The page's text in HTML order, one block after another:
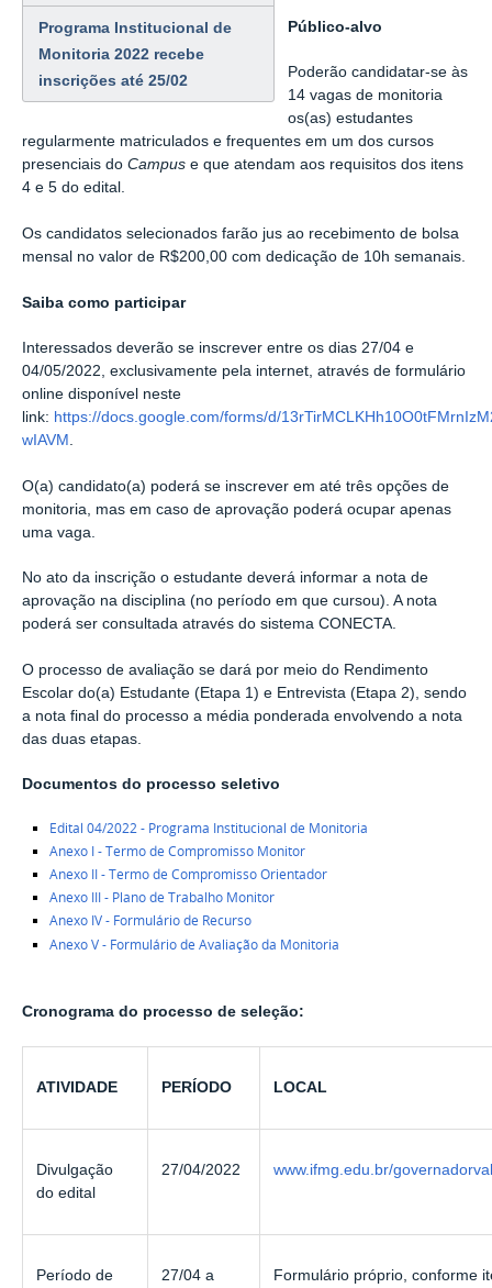
Programa Institucional de
Monitoria 2022 recebe
inscrições até 25/02
Público-alvo
Poderão candidatar-se às
14 vagas de monitoria
os(as) estudantes
regularmente matriculados e frequentes em um dos cursos
presenciais do Campus e que atendam aos requisitos dos itens
4 e 5 do edital.
Os candidatos selecionados farão jus ao recebimento de bolsa
mensal no valor de R$200,00 com dedicação de 10h semanais.
Saiba como participar
Interessados deverão se inscrever entre os dias 27/04 e
04/05/2022, exclusivamente pela internet, através de formulário
online disponível neste
link: https://docs.google.com/forms/d/
wIAVM .
O(a) candidato(a) poderá se inscrever em até três opções de
monitoria, mas em caso de aprovação poderá ocupar apenas
uma vaga.
No ato da inscrição o estudante deverá informar a nota de
aprovação na disciplina (no período em que cursou). A nota
poderá ser consultada através do sistema CONECTA.
O processo de avaliação se dará por meio do Rendimento
Escolar do(a) Estudante (Etapa 1) e Entrevista (Etapa 2), sendo
a nota final do processo a média ponderada envolvendo a nota
das duas etapas.
Documentos do processo seletivo
Edital 04/2022 - Programa Institucional de Monitoria
Anexo I - Termo de Compromisso Monitor
Anexo II - Termo de Compromisso Orientador
Anexo III - Plano de Trabalho Monitor
Anexo IV - Formulário de Recurso
Anexo V - Formulário de Avaliação da Monitoria
Cronograma do processo de seleção:
ATIVIDADE PERÍODO LOCAL
Divulgação
do edital
27/04/2022 www.ifmg.edu.br/
Período de 27/04 a Formulário próprio, conforme